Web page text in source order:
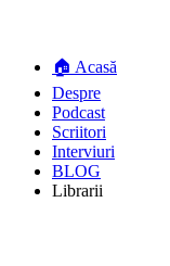
🏠 Acasă
Despre
Podcast
Scriitori
Interviuri
BLOG
Librarii